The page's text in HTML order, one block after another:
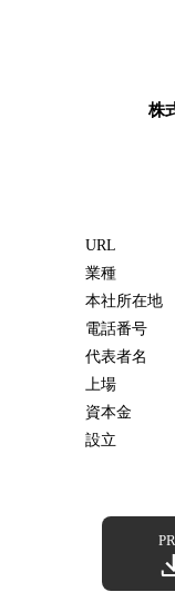
株
URL
業種
本社所在地
電話番号
代表者名
上場
資本金
設立